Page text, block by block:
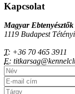
Kapcsolat
Magyar Ebtenyésztők
1119 Budapest
T: +36 70 465 3911
E: